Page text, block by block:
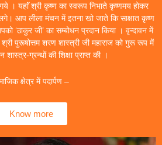
। यहाॅं श्री कृष्ण का स्वरूप निभाते कृष्णमय होकर
आप लीला मंचन में इतना खो जाते कि साक्षात कृष्ण
‘ठाकुर जी’ का सम्बोधन प्रदान किया । वृन्दावन में
श्री पुरूषोत्तम शरण शास्त्री जी महाराज को गुरू रूप में
शास्त्र-ग्रन्थों की शिक्षा प्राप्त की ।
क्षेत्र में पदार्पण –
Know more